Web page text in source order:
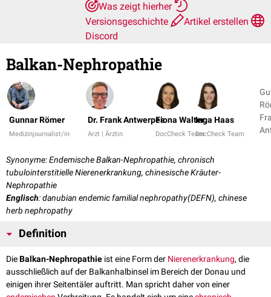
Was zeigt hierher
Versionsgeschichte
Artikel erstellen
Discord
Balkan-Nephropathie
Gunnar Römer
Medizinjournalist/in
Dr. Frank Antwerpes
Arzt | Ärztin
Fiona Walter
DocCheck Team
Inga Haas
DocCheck Team
Synonyme: Endemische Balkan-Nephropathie, chronisch
tubulointerstitielle Niere­nerkrankung, chinesische Kräuter-
Nephropathie
Englisch: danubian endemic familial nephropathy(DEFN), chinese
herb nephropathy
Definition
DieBalkan-Nephropathie ist eine Form der Nierenerkrankung, die
ausschließlich auf der Balkanhalbinsel im Bereich der Donau und
einigen ihrer Seitentäler auftritt. Man spricht daher von einer